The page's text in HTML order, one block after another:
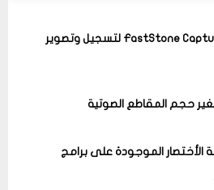
برنامج FastStone Capture لتسجيل وتصوير
حجم المقاطع الصوتية
الأختصار الموجودة على برامج